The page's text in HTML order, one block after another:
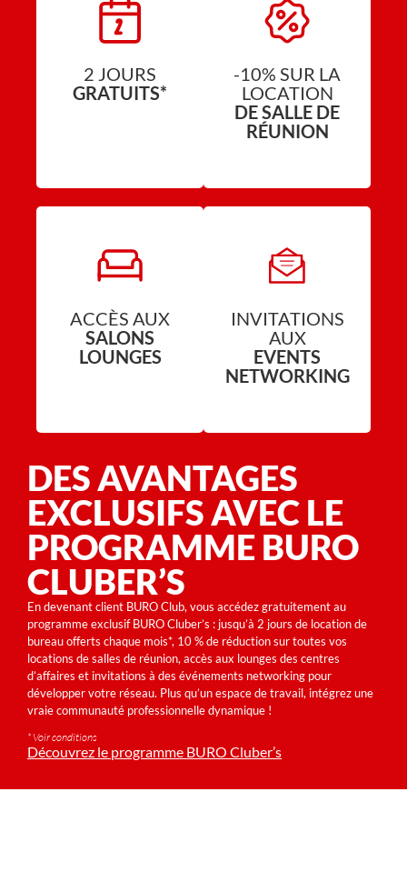
2 JOURS
GRATUITS*
-10% SUR LA
LOCATION
DE SALLE DE
RÉUNION
ACCÈS AUX
SALONS
LOUNGES
INVITATIONS
AUX
EVENTS
NETWORKING
DES AVANTAGES
EXCLUSIFS AVEC LE
PROGRAMME BURO
CLUBER’S
En devenant client BURO Club, vous accédez gratuitement au
programme exclusif BURO Cluber’s : jusqu’à 2 jours de location de
bureau offerts chaque mois*, 10 % de réduction sur toutes vos
locations de salles de réunion, accès aux lounges des centres
d’affaires et invitations à des événements networking pour
développer votre réseau. Plus qu’un espace de travail, intégrez une
vraie communauté professionnelle dynamique !
* Voir conditions
Découvrez le programme BURO Cluber’s